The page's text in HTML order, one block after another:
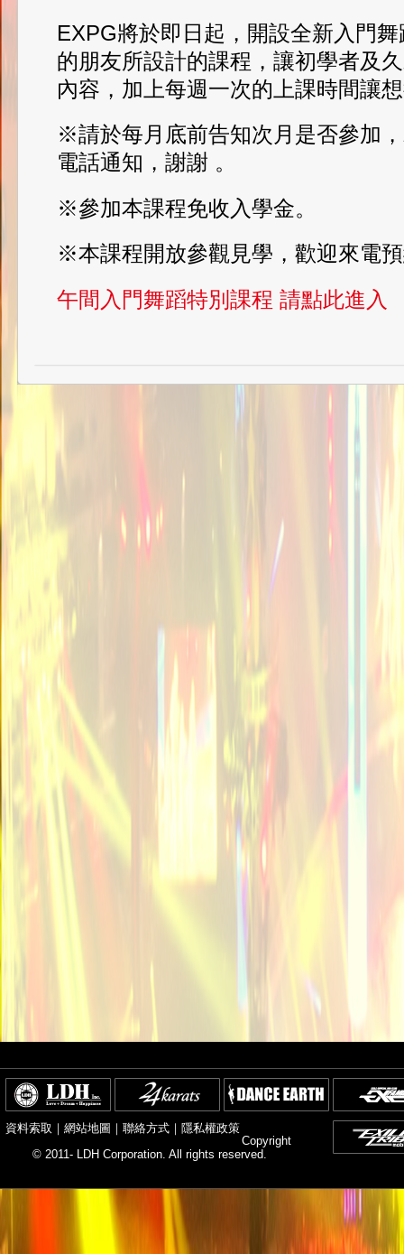
EXPG將於即日起，開設全新入門
的朋友所設計的課程，讓初學者及
內容，加上每週一次的上課時間讓
※請於每月底前告知次月是否參加
電話通知，謝謝 。
※參加本課程免收入學金。
※本課程開放參觀見學，歡迎來電
午間入門舞蹈特別課程 請點此進入
資料索取 ｜ 網站地圖 ｜ 聯絡方式 ｜ 隱私權政策
Copyright
© 2011- LDH Corporation. All rights reserved.